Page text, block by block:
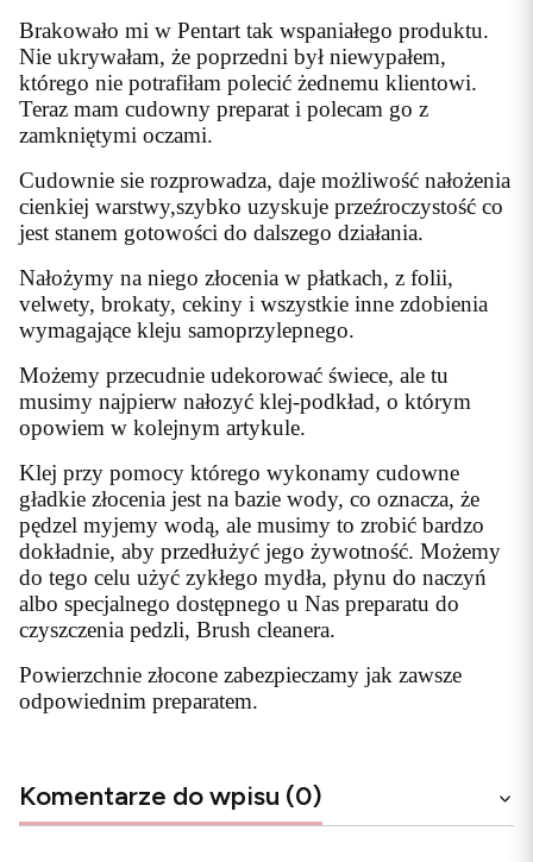
Brakowało mi w Pentart tak wspaniałego produktu.
Nie ukrywałam, że poprzedni był niewypałem,
którego nie potrafiłam polecić żednemu klientowi.
Teraz mam cudowny preparat i polecam go z
zamkniętymi oczami.
Cudownie sie rozprowadza, daje możliwość nałożenia
cienkiej warstwy,szybko uzyskuje przeźroczystość co
jest stanem gotowości do dalszego działania.
Nałożymy na niego złocenia w płatkach, z folii,
velwety, brokaty, cekiny i wszystkie inne zdobienia
wymagające kleju samoprzylepnego.
Możemy przecudnie udekorować świece, ale tu
musimy najpierw nałozyć klej-podkład, o którym
opowiem w kolejnym artykule.
Klej przy pomocy którego wykonamy cudowne
gładkie złocenia jest na bazie wody, co oznacza, że
pędzel myjemy wodą, ale musimy to zrobić bardzo
dokładnie, aby przedłużyć jego żywotność. Możemy
do tego celu użyć zykłego mydła, płynu do naczyń
albo specjalnego dostępnego u Nas preparatu do
czyszczenia pedzli, Brush cleanera.
Powierzchnie złocone zabezpieczamy jak zawsze
odpowiednim preparatem.
Komentarze do wpisu (0)